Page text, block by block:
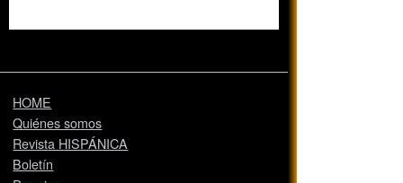
HOME
Quiénes somos
Revista HISPÁNICA
Boletín